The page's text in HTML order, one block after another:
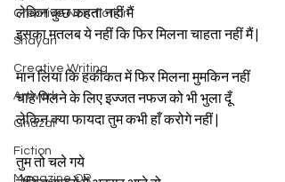
Creative Non-fiction
Shayari
Creative Writing
Artwork
Ghazal
Fiction
Magazine QR
लेकिन कुछ कहता नहीं मैं
इसका मतलब ये नहीं कि फिर मिलना चाहता नहीं मैं |
मान लिया कि हकीकत में फिर मिलना मुमकिन नहीं
चाहे मिलने के लिए इज्जत नफज को भी भुला दूँ
लेकिन क्या फायदा तुम कभी हाँ करोगे नहीं |
तुम तो चले गये